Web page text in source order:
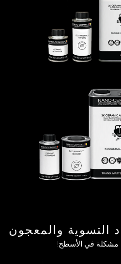
التسوية والمعجون
مشكلة في الأسطح!